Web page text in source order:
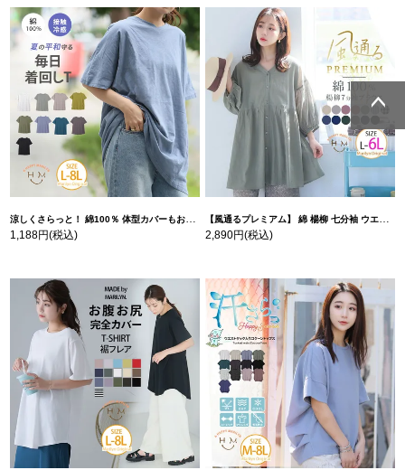
涼しくさらっと！ 綿100％ 体型カバーもお洒落も叶える 風合いコットン ゆるシルエット ドルマン | 大きいサイズの通販ならハッピーマリリン
1,188円(税込)
【風通るプレミアム】 綿 楊柳 七分袖 ウエストギャザー ブラウス | 大きいサイズの通販ならハッピーマリリン
2,890円(税込)
ページトッ
プへ
ページトッ
プへ